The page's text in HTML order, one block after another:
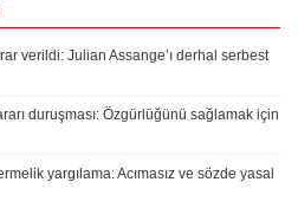
verildi: Julian Assange’ı derhal serbest
duruşması: Özgürlüğünü sağlamak için
yargılama: Acımasız ve sözde yasal